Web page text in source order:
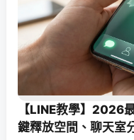
【LINE教學】2026
鍵釋放空間、聊天室